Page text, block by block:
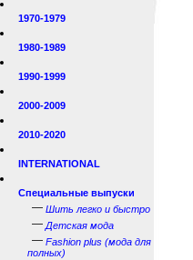
1970-1979
1980-1989
1990-1999
2000-2009
2010-2020
INTERNATIONAL
Специальные выпуски
— Шить легко и быстро
— Детская мода
— Fashion plus (мода для
полных)